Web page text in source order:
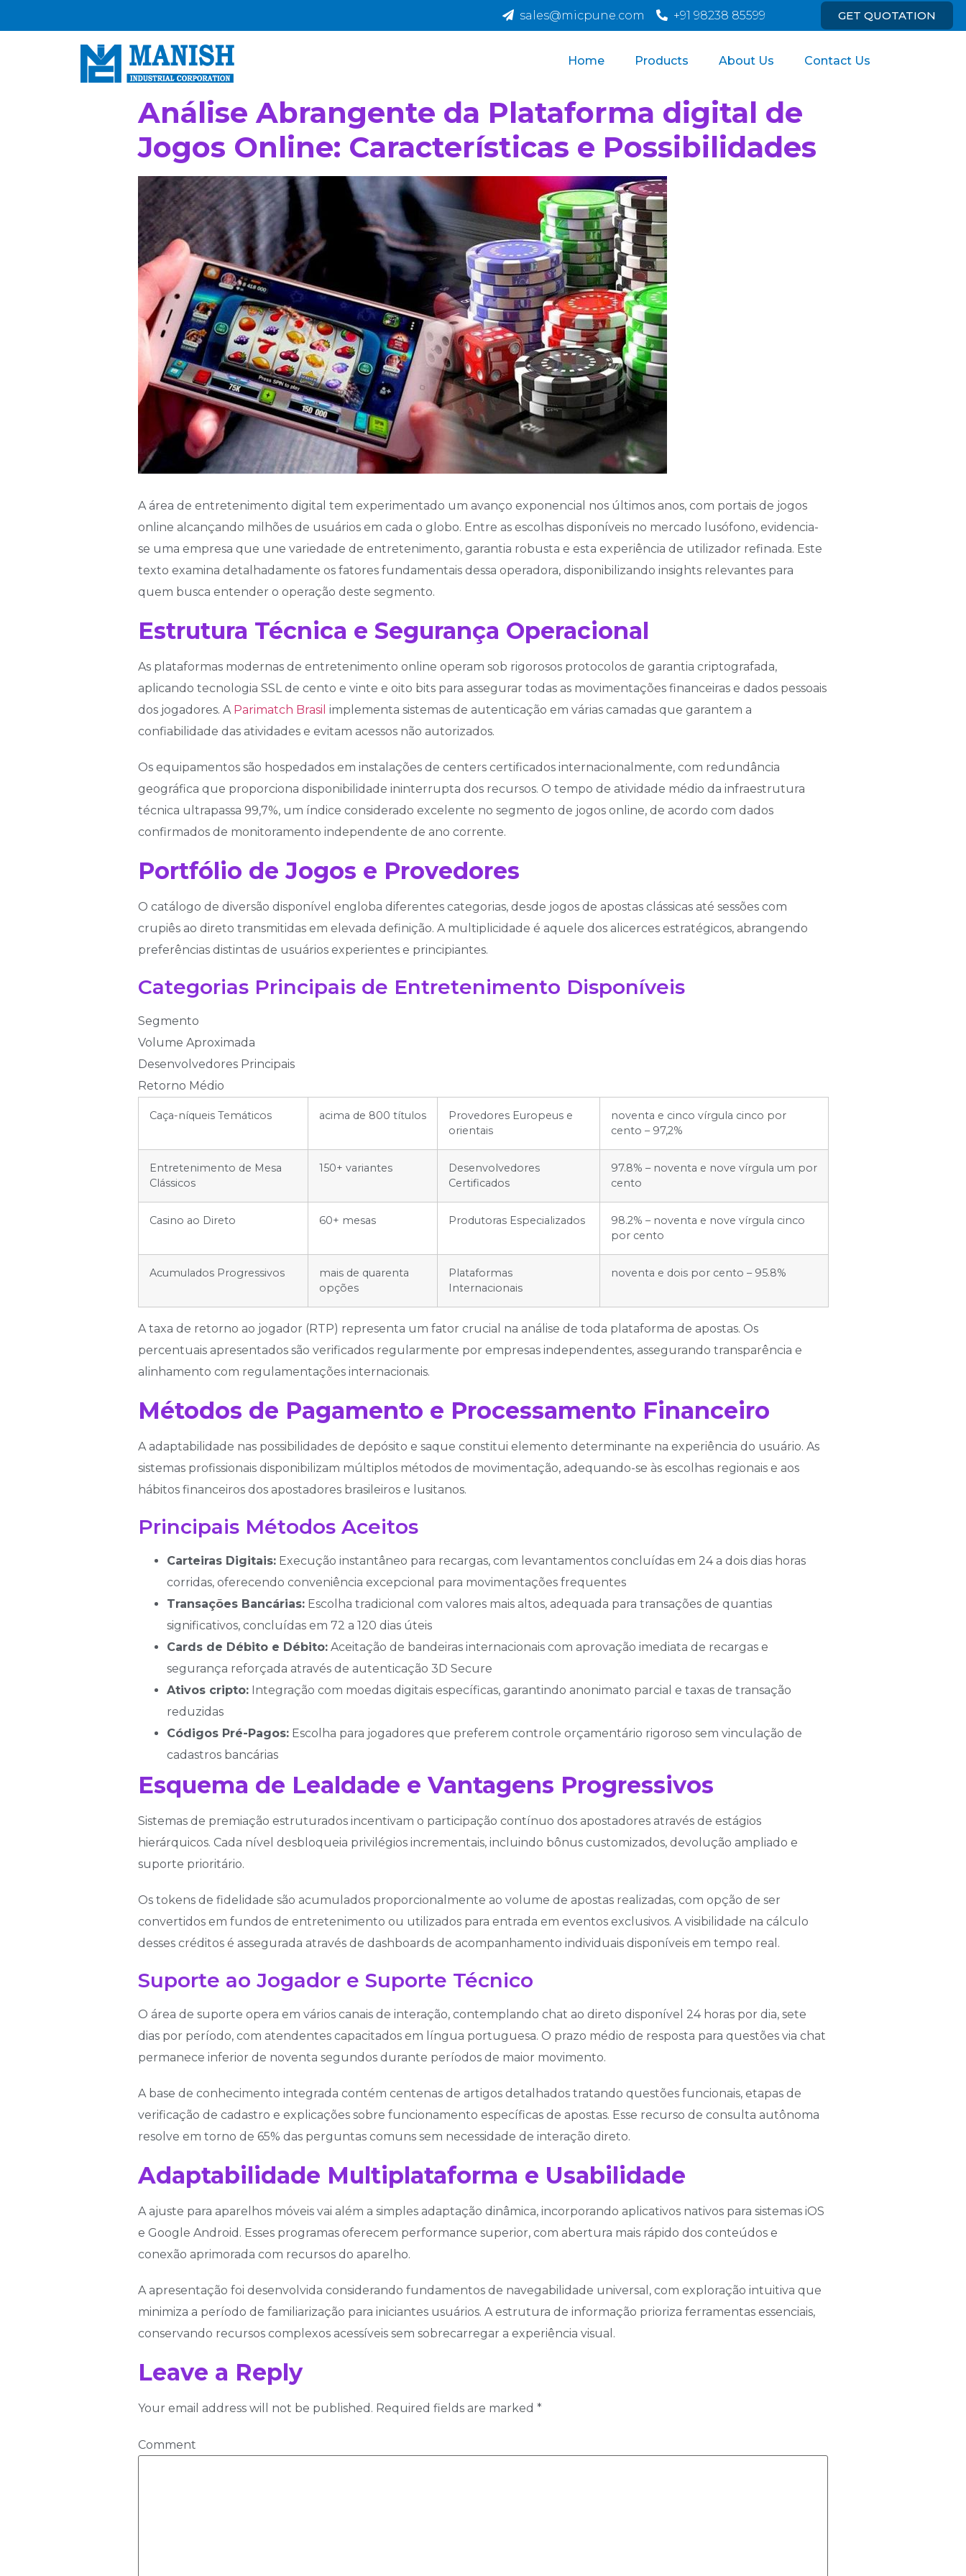
sales@micpune.com +91 98238 85599 GET QUOTATION
Home Products About Us Contact Us
Análise Abrangente da Plataforma digital de
Jogos Online: Características e Possibilidades
A área de entretenimento digital tem experimentado um avanço exponencial nos últimos anos, com portais de jogos
online alcançando milhões de usuários em cada o globo. Entre as escolhas disponíveis no mercado lusófono, evidencia-
se uma empresa que une variedade de entretenimento, garantia robusta e esta experiência de utilizador refinada. Este
texto examina detalhadamente os fatores fundamentais dessa operadora, disponibilizando insights relevantes para
quem busca entender o operação deste segmento.
Estrutura Técnica e Segurança Operacional
As plataformas modernas de entretenimento online operam sob rigorosos protocolos de garantia criptografada,
aplicando tecnologia SSL de cento e vinte e oito bits para assegurar todas as movimentações financeiras e dados pessoais
dos jogadores. A Parimatch Brasil implementa sistemas de autenticação em várias camadas que garantem a
confiabilidade das atividades e evitam acessos não autorizados.
Os equipamentos são hospedados em instalações de centers certificados internacionalmente, com redundância
geográfica que proporciona disponibilidade ininterrupta dos recursos. O tempo de atividade médio da infraestrutura
técnica ultrapassa 99,7%, um índice considerado excelente no segmento de jogos online, de acordo com dados
confirmados de monitoramento independente de ano corrente.
Portfólio de Jogos e Provedores
O catálogo de diversão disponível engloba diferentes categorias, desde jogos de apostas clássicas até sessões com
crupiês ao direto transmitidas em elevada definição. A multiplicidade é aquele dos alicerces estratégicos, abrangendo
preferências distintas de usuários experientes e principiantes.
Categorias Principais de Entretenimento Disponíveis
Segmento
Volume Aproximada
Desenvolvedores Principais
Retorno Médio
Caça-níqueis Temáticos acima de 800 títulos
Provedores Europeus e
orientais
noventa e cinco vírgula cinco por
cento – 97,2%
Entretenimento de Mesa
Clássicos
150+ variantes
Desenvolvedores
Certificados
97.8% – noventa e nove vírgula um por
cento
Casino ao Direto 60+ mesas Produtoras Especializados
98.2% – noventa e nove vírgula cinco
por cento
Acumulados Progressivos
mais de quarenta
opções
Plataformas
Internacionais
noventa e dois por cento – 95.8%
A taxa de retorno ao jogador (RTP) representa um fator crucial na análise de toda plataforma de apostas. Os
percentuais apresentados são verificados regularmente por empresas independentes, assegurando transparência e
alinhamento com regulamentações internacionais.
Métodos de Pagamento e Processamento Financeiro
A adaptabilidade nas possibilidades de depósito e saque constitui elemento determinante na experiência do usuário. As
sistemas profissionais disponibilizam múltiplos métodos de movimentação, adequando-se às escolhas regionais e aos
hábitos financeiros dos apostadores brasileiros e lusitanos.
Principais Métodos Aceitos
Carteiras Digitais: Execução instantâneo para recargas, com levantamentos concluídas em 24 a dois dias horas
corridas, oferecendo conveniência excepcional para movimentações frequentes
Transações Bancárias: Escolha tradicional com valores mais altos, adequada para transações de quantias
significativos, concluídas em 72 a 120 dias úteis
Cards de Débito e Débito: Aceitação de bandeiras internacionais com aprovação imediata de recargas e
segurança reforçada através de autenticação 3D Secure
Ativos cripto: Integração com moedas digitais específicas, garantindo anonimato parcial e taxas de transação
reduzidas
Códigos Pré-Pagos: Escolha para jogadores que preferem controle orçamentário rigoroso sem vinculação de
cadastros bancárias
Esquema de Lealdade e Vantagens Progressivos
Sistemas de premiação estruturados incentivam o participação contínuo dos apostadores através de estágios
hierárquicos. Cada nível desbloqueia privilégios incrementais, incluindo bônus customizados, devolução ampliado e
suporte prioritário.
Os tokens de fidelidade são acumulados proporcionalmente ao volume de apostas realizadas, com opção de ser
convertidos em fundos de entretenimento ou utilizados para entrada em eventos exclusivos. A visibilidade na cálculo
desses créditos é assegurada através de dashboards de acompanhamento individuais disponíveis em tempo real.
Suporte ao Jogador e Suporte Técnico
O área de suporte opera em vários canais de interação, contemplando chat ao direto disponível 24 horas por dia, sete
dias por período, com atendentes capacitados em língua portuguesa. O prazo médio de resposta para questões via chat
permanece inferior de noventa segundos durante períodos de maior movimento.
A base de conhecimento integrada contém centenas de artigos detalhados tratando questões funcionais, etapas de
verificação de cadastro e explicações sobre funcionamento específicas de apostas. Esse recurso de consulta autônoma
resolve em torno de 65% das perguntas comuns sem necessidade de interação direto.
Adaptabilidade Multiplataforma e Usabilidade
A ajuste para aparelhos móveis vai além a simples adaptação dinâmica, incorporando aplicativos nativos para sistemas iOS
e Google Android. Esses programas oferecem performance superior, com abertura mais rápido dos conteúdos e
conexão aprimorada com recursos do aparelho.
A apresentação foi desenvolvida considerando fundamentos de navegabilidade universal, com exploração intuitiva que
minimiza a período de familiarização para iniciantes usuários. A estrutura de informação prioriza ferramentas essenciais,
conservando recursos complexos acessíveis sem sobrecarregar a experiência visual.
Leave a Reply
Your email address will not be published. Required fields are marked *
Comment